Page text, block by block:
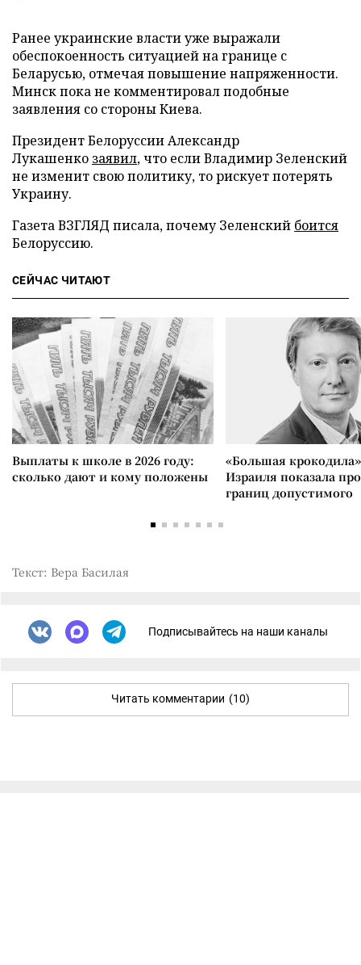
Ранее украинские власти уже выражали
обеспокоенность ситуацией на границе с
Беларусью, отмечая повышение напряженности.
Минск пока не комментировал подобные
заявления со стороны Киева.
Президент Белоруссии Александр
Лукашенко заявил, что если Владимир Зеленский
не изменит свою политику, то рискует потерять
Украину.
Газета ВЗГЛЯД писала, почему Зеленский боится
Белоруссию.
СЕЙЧАС ЧИТАЮТ
Выплаты к школе в 2026 году:
сколько дают и кому положены
«Большая
Израиля показала
границ допустимого
Текст: Вера Басилая
Подписывайтесь на наши каналы
Читать комментарии (10)